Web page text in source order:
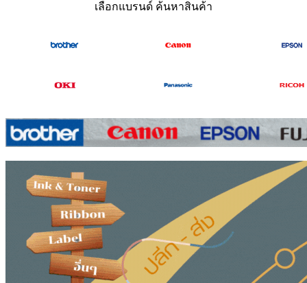
เลือกแบรนด์ ค้นหาสินค้า